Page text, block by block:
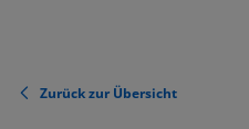
Zurück zur Übersicht